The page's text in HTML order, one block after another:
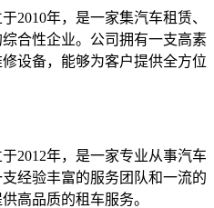
2010年，是一家集汽车租赁、
合性企业。公司拥有一支高素
设备，能够为客户提供全方位
2012年，是一家专业从事汽车
经验丰富的服务团队和一流的
高品质的租车服务。